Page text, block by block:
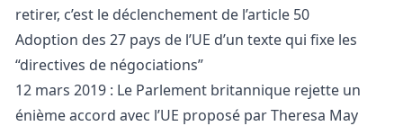
retirer, c’est le déclenchement de l’article 50
Adoption des 27 pays de l’UE d’un texte qui fixe les
“directives de négociations”
12 mars 2019 : Le Parlement britannique rejette un
énième accord avec l’UE proposé par Theresa May